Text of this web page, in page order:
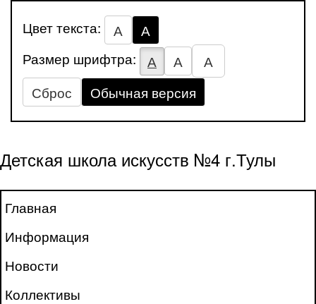
Цвет текста: А
А
Размер шрифтра:
А А
А
Сброс
Обычная версия
Детская школа искусств №4 г.Тулы
Главная
Информация
Новости
Коллективы